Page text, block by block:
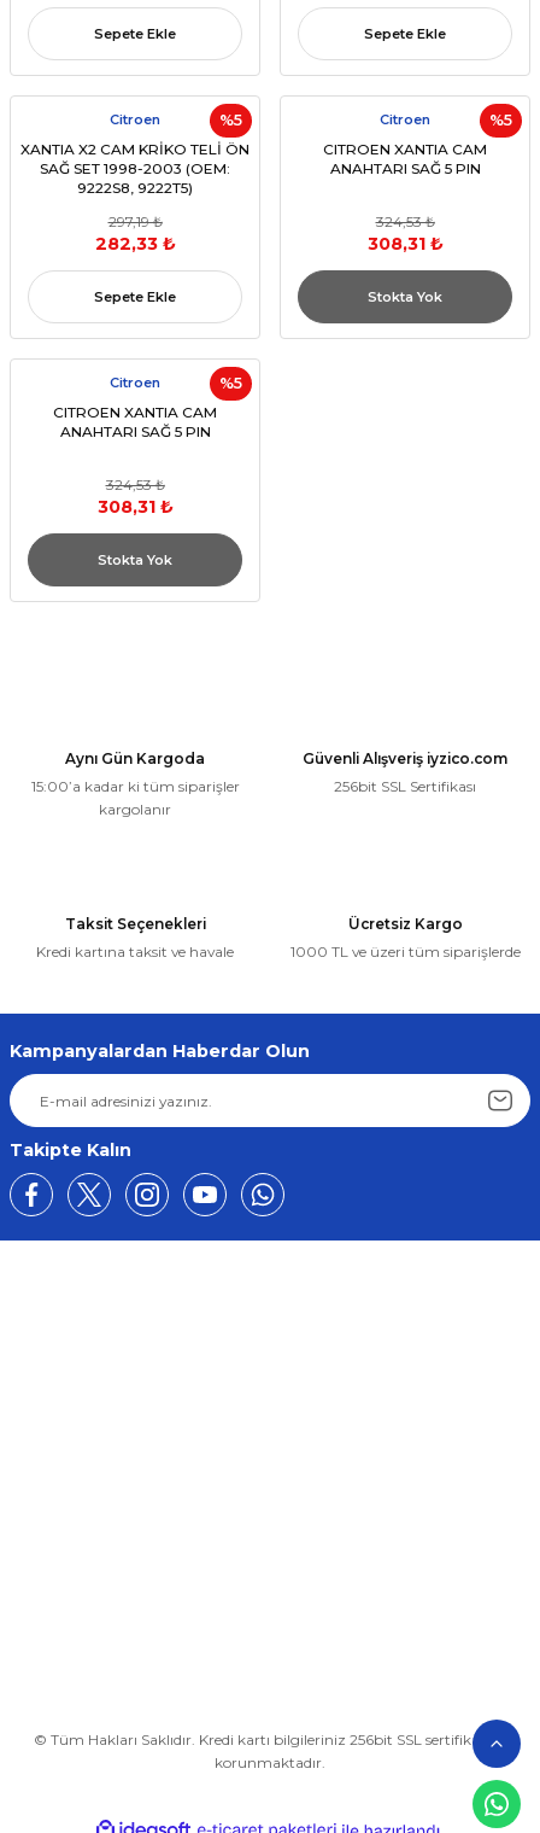
Sepete Ekle Sepete Ekle
%5
Citroen
XANTIA X2 CAM KRİKO TELİ ÖN
SAĞ SET 1998-2003 (OEM:
9222S8, 9222T5)
297,19 ₺
282,33 ₺
Sepete Ekle
%5
Citroen
CITROEN XANTIA CAM
ANAHTARI SAĞ 5 PIN
324,53 ₺
308,31 ₺
Stokta Yok
%5
Citroen
CITROEN XANTIA CAM
ANAHTARI SAĞ 5 PIN
324,53 ₺
308,31 ₺
Stokta Yok
Aynı Gün Kargoda
15:00’a kadar ki tüm siparişler
kargolanır
Güvenli Alışveriş iyzico.com
256bit SSL Sertifikası
Taksit Seçenekleri
Kredi kartına taksit ve havale
Ücretsiz Kargo
1000 TL ve üzeri tüm siparişlerde
Kampanyalardan Haberdar Olun
Takipte Kalın
© Tüm Hakları Saklıdır. Kredi kartı bilgileriniz 256bit SSL sertifikası ile
korunmaktadır.
ideasoft